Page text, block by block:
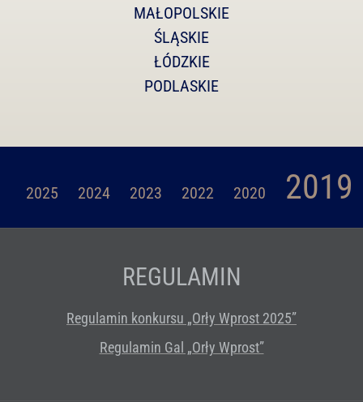
MAŁOPOLSKIE
ŚLĄSKIE
ŁÓDZKIE
PODLASKIE
2025 2024 2023 2022 2020 2019
REGULAMIN
Regulamin konkursu „Orły Wprost 2025”
Regulamin Gal „Orły Wprost”